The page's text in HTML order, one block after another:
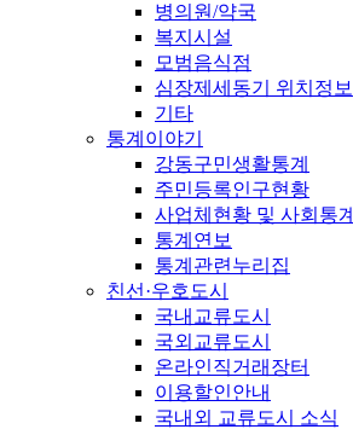
병의원/약국
복지시설
모범음식점
심장제세동기 위치정보
기타
통계이야기
강동구민생활통계
주민등록인구현황
사업체현황 및 사회통계
통계연보
통계관련누리집
친선·우호도시
국내교류도시
국외교류도시
온라인직거래장터
이용할인안내
국내외 교류도시 소식